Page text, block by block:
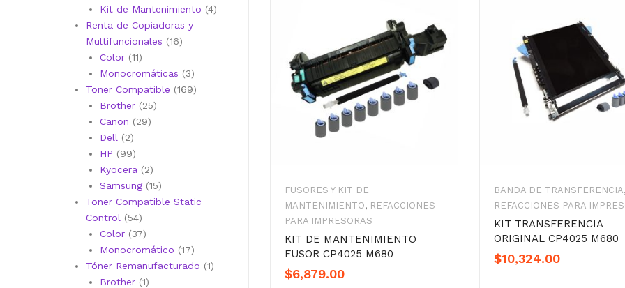
FUSORES Y KIT DE
MANTENIMIENTO, REFACCIONES
PARA IMPRESORAS
KIT DE MANTENIMIENTO
FUSOR CP4025 M680
$6,879.00
BANDA DE TRANSFERENCIA,
REFACCIONES PARA
KIT TRANSFERENCIA
ORIGINAL CP4025 M680
$10,324.00
Kit de Mantenimiento 44
Renta de Copiadoras y
Multifuncionales
1616
Color 1111
productos
Monocromáticas 33
productos
Toner Compatible 169169
Brother 2525
Canon 2929
Dell 22
productos
HP 9999
productos
Kyocera 22
productos
Samsung 1515
productos
Toner Compatible Static
Control
5454
productos
Color 3737
productos
Monocromático 1717
productos
Tóner Remanufacturado 11
Brother 11